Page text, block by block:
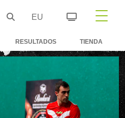
EU
RESULTADOS TIENDA